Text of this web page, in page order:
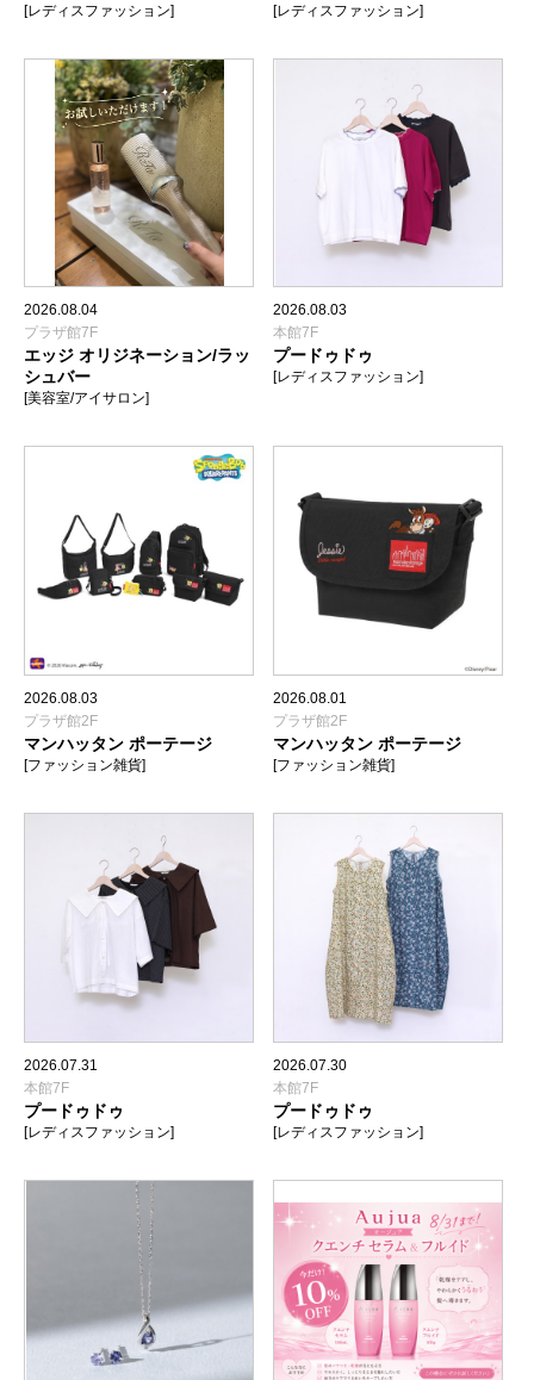
[レディスファッション] [レディスファッション]
2026.08.04
プラザ館7F
エッジ オリジネーション/ラッ
シュバー
[美容室/アイサロン]
2026.08.03
本館7F
プードゥドゥ
[レディスファッション]
2026.08.03
プラザ館2F
マンハッタン ポーテージ
[ファッション雑貨]
2026.08.01
プラザ館2F
マンハッタン ポーテージ
[ファッション雑貨]
2026.07.31
本館7F
プードゥドゥ
[レディスファッション]
2026.07.30
本館7F
プードゥドゥ
[レディスファッション]